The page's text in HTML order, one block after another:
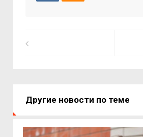
Другие новости по теме